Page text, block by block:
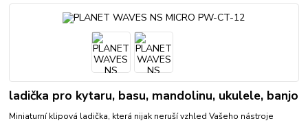
ladička pro kytaru, basu, mandolinu, ukulele, banjo
Miniaturní klipová ladička, která nijak neruší vzhled Vašeho nástroje